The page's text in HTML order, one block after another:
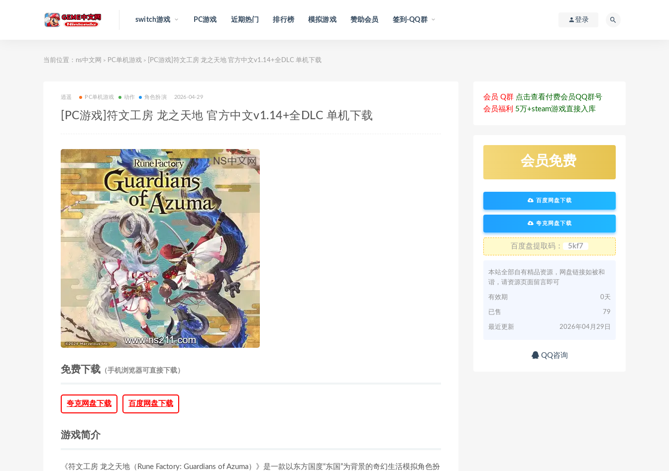
switch游戏 PC游戏 近期热门 排行榜 模拟游戏 赞助会员 签到-QQ群 登录
当前位置： ns中文网 > PC单机游戏 > [PC游戏]符文工房 龙之天地 官方中文v1.14+全DLC 单机下载
逍遥 PC单机游戏 动作 角色扮演 2026-04-29
[PC游戏]符文工房 龙之天地 官方中文v1.14+全DLC 单机下载
免费下载 （手机浏览器可直接下载）
夸克网盘下载 百度网盘下载
游戏简介
《符文工房 龙之天地（Rune Factory: Guardians of Azuma）》是一款以东方国度“东国”为背景的奇幻生活模拟角色扮
会员 Q群 点击查看付费会员QQ群号
会员福利 5万+steam游戏直接入库
会员免费
百度网盘下载
夸克网盘下载
百度盘提取码： 5kf7
本站全部自有精品资源，网盘链接如被和
谐，请资源页面留言即可
有效期 0天
已售 79
最近更新 2026年04月29日
QQ咨询